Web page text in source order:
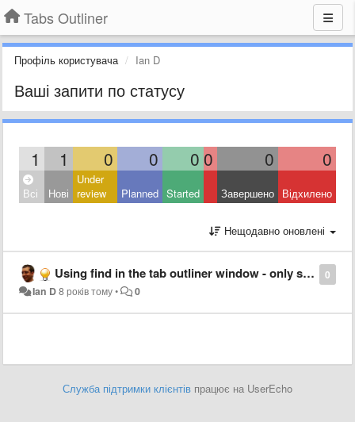
Tabs Outliner
Профіль користувача Ian D
Ваші запити по статусу
1 1 0 0 0 0 0 0
Всі Нові
Under
review
Planned Started Завершено Відхилено
Нещодавно оновлені
0
Using find in the tab outliner window - only searches the titles
Ian D8 років тому• 0
Служба підтримки клієнтів працює на UserEcho